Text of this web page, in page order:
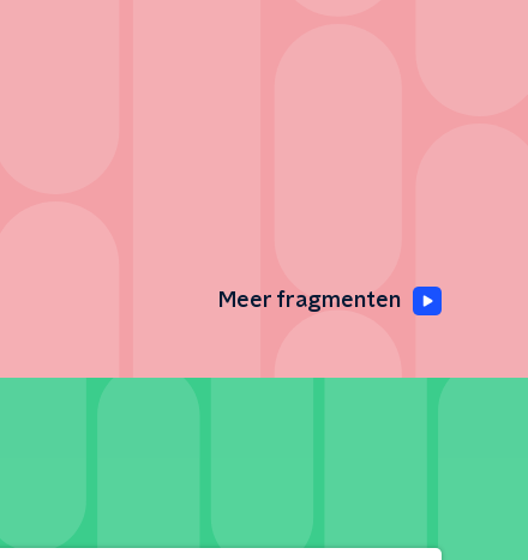
Meer fragmenten